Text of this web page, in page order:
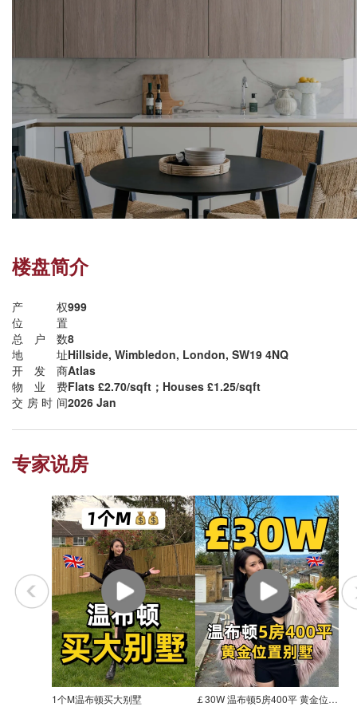
楼盘简介
产权999
位置
总户数8
地址Hillside, Wimbledon, London, SW19 4NQ
开发商Atlas
物业费Flats £2.70/sqft；Houses £1.25/sqft
交房时间2026 Jan
专家说房
1个M温布顿买大别墅 ￡30W 温布顿5房400平 黄金位置别墅